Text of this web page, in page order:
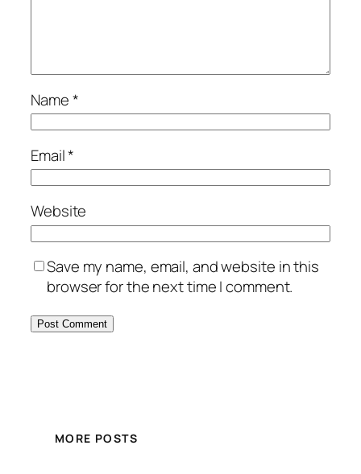
Name*
Email*
Website
Save my name, email, and website in this
browser for the next time I comment.
MORE POSTS